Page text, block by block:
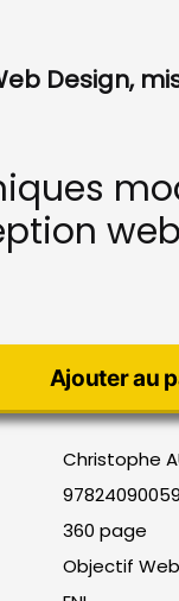
Design,
Ajouter au
Christophe
360 page
Objectif Web